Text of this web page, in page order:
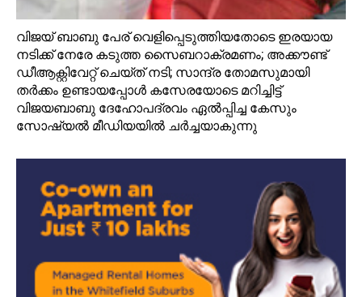
വിജയ്‌ ബാബു പേര് വെളിപ്പെടുത്തിയതോടെ ഇരയായ
നടിക്ക് നേരേ കടുത്ത സൈബറാക്രമണം; അക്കൗണ്ട്‌
ഡീആക്റ്റിവേറ്റ് ചെയ്ത് നടി; സാന്ദ്ര തോമസുമായി
തര്‍ക്കം ഉണ്ടായപ്പോള്‍ കസേരയോടെ മറിച്ചിട്ട്
വിജയബാബു ദേഹോപദ്രവം ഏല്‍പ്പിച്ച കേസും
സോഷ്യല്‍ മീഡിയയില്‍ ചര്‍ച്ചയാകുന്നു